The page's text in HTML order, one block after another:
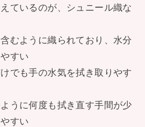
ているのが、シュニール織な
むように織られており、水分
すい
でも手の水気を拭き取りやす
うに何度も拭き直す手間が少
すい